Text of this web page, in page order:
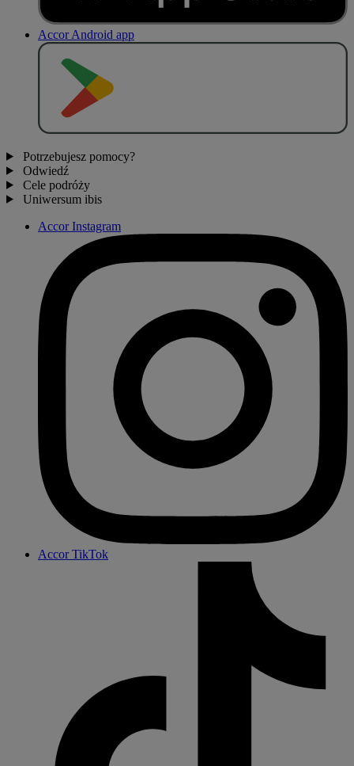
Accor Android app
Potrzebujesz pomocy?
Odwiedź
Cele podróży
Uniwersum ibis
Accor Instagram
Accor TikTok